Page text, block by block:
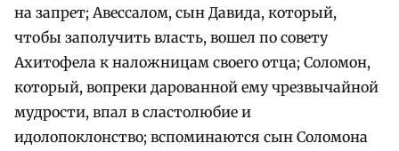
на запрет; Авессалом, сын Давида, который,
чтобы заполучить власть, вошел по совету
Ахитофела к наложницам своего отца; Соломон,
который, вопреки дарованной ему чрезвычайной
мудрости, впал в сластолюбие и
идолопоклонство; вспоминаются сын Соломона